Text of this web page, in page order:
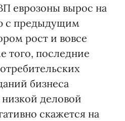
еврозоны вырос на
с предыдущим
рост и вовсе
того, последние
бизнеса
деловой
скажется на